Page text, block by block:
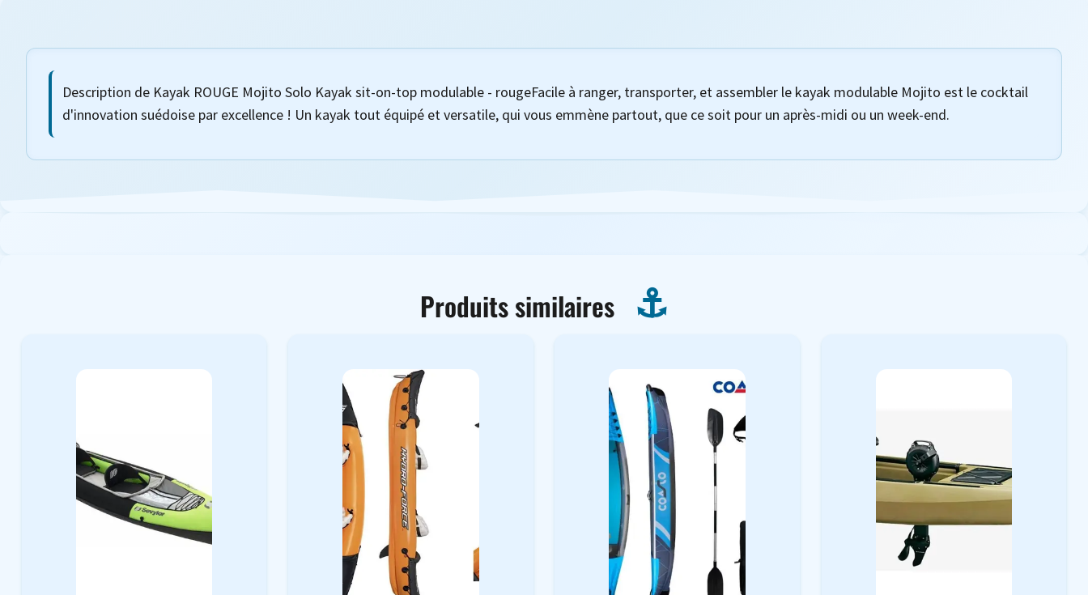
Description de Kayak ROUGE Mojito Solo Kayak sit-on-top modulable - rougeFacile à ranger, transporter, et assembler le kayak modulable Mojito est le cocktail
d'innovation suédoise par excellence ! Un kayak tout équipé et versatile, qui vous emmène partout, que ce soit pour un après-midi ou un week-end.
Produits similaires